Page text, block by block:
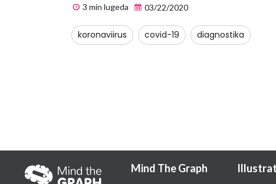
3 min lugeda 03/22/2020
koronaviirus covid-19 diagnostika
Mind The Graph